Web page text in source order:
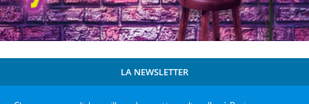
LA NEWSLETTER